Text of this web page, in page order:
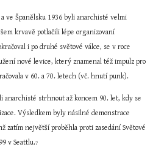
ve Španělsku 1936 byli anarchisté velmi
krvavě potlačili lépe organizovaní
i po druhé světové válce, se v roce
nové levice, který znamenal též impulz pro
v 60. a 70. letech (vč. hnutí punk).
anarchisté strhnout až koncem 90. let, kdy se
Výsledkem byly násilné demonstrace
zatím největší proběhla proti zasedání Světové
v Seattlu.7